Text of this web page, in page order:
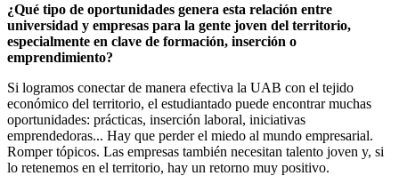
¿Qué tipo de oportunidades genera esta relación entre
universidad y empresas para la gente joven del territorio,
especialmente en clave de formación, inserción o
emprendimiento?
Si logramos conectar de manera efectiva la UAB con el tejido
económico del territorio, el estudiantado puede encontrar muchas
oportunidades: prácticas, inserción laboral, iniciativas
emprendedoras... Hay que perder el miedo al mundo empresarial.
Romper tópicos. Las empresas también necesitan talento joven y, si
lo retenemos en el territorio, hay un retorno muy positivo.